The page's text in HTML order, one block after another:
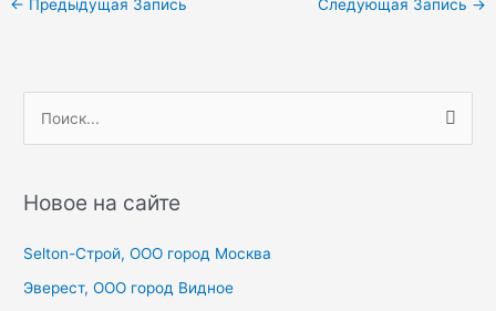
← Предыдущая Запись Следующая Запись →
с
:
Новое на сайте
Selton-Строй, OOO город Москва
Эверест, ООО город Видное